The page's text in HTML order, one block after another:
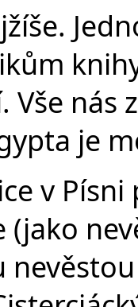
Vše nás
je
v
(jako